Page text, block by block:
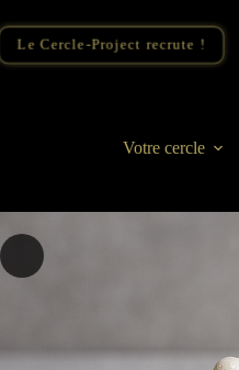
Le Cercle-Project recrute !
Votre cercle